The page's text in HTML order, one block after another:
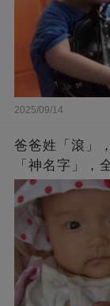
2025/09/14
爸爸姓「滾」
「神名字」，